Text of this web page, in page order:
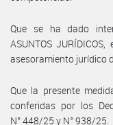
Que se ha dado
ASUNTOS
asesoramiento jurídico
Que la presente
conferidas por los
N° 448/25 y N° 938/25.